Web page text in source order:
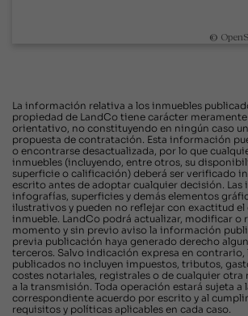
©
La información relativa a los inmuebles
propiedad de LandCo tiene carácter
orientativo, no constituyendo en ningún caso
propuesta de contratación. Esta información
o encontrarse desactualizada, por lo que
inmuebles (incluyendo, entre otros, su
superficie o calificación) deberá ser verificado
escrito antes de adoptar cualquier decisión. Las
infografías, superficies y demás elementos
ilustrativos y pueden no reflejar con exactitud el
inmueble. LandCo podrá actualizar, modificar o
momento y sin previo aviso la información
previa publicación haya generado derecho
terceros. Salvo indicación expresa en contrario,
publicados no incluyen impuestos, tributos,
costes notariales, registrales o de cualquier otra
a la transmisión. Toda operación estará sujeta a
correspondiente acuerdo por escrito y al
requisitos y políticas aplicables en cada caso.